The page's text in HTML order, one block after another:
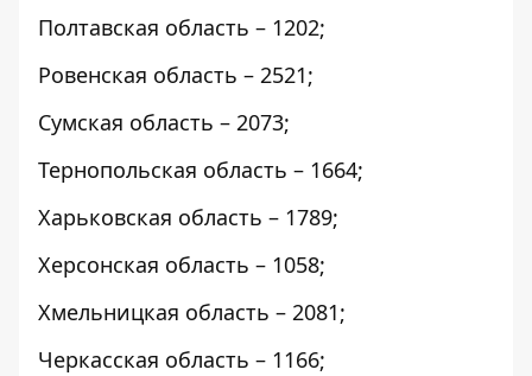
Полтавская область – 1202;
Ровенская область – 2521;
Сумская область – 2073;
Тернопольская область – 1664;
Харьковская область – 1789;
Херсонская область – 1058;
Хмельницкая область – 2081;
Черкасская область – 1166;